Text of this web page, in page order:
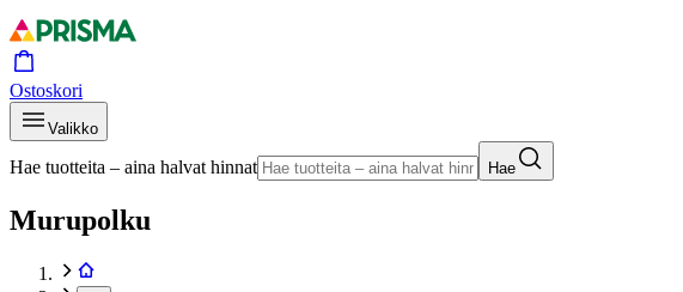
Ostoskori
Valikko
Hae tuotteita – aina halvat hinnat Hae
Murupolku